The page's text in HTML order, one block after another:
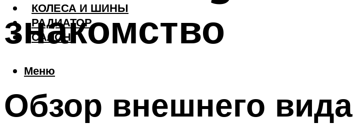
КОЛЕСА И ШИНЫ
РАДИАТОР
САЛОН
Меню
знакомство
Обзор внешнего вида